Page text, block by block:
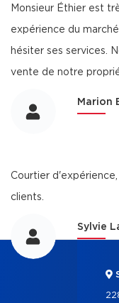
Monsieur Éthier est
expérience du
hésiter ses services.
vente de notre
Marion
Courtier
clients.
Sylvie